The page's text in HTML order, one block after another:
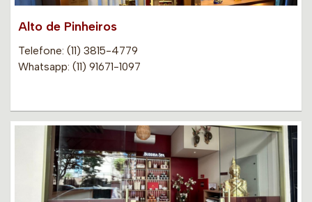
Alto de Pinheiros
Telefone: (11) 3815-4779
Whatsapp: (11) 91671-1097